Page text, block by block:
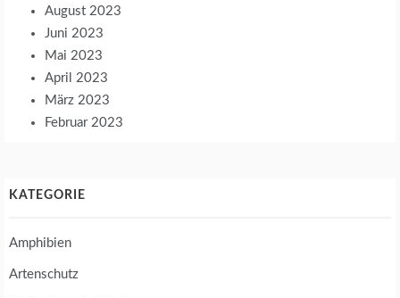
August 2023
Juni 2023
Mai 2023
April 2023
März 2023
Februar 2023
KATEGORIE
Amphibien
Artenschutz